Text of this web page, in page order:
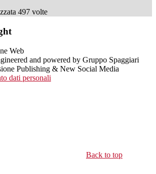
497 volte
and powered by Gruppo Spaggiari
Publishing & New Social Media
dati personali
Back to top